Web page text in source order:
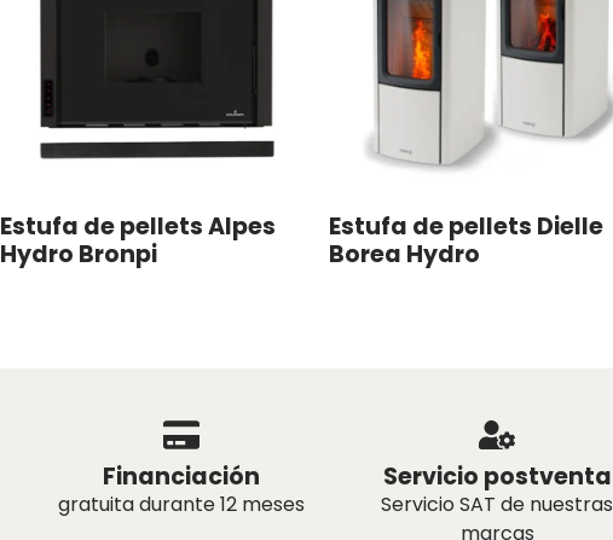
Estufa de pellets Alpes
Hydro Bronpi
Estufa de pellets Dielle
Borea Hydro
Financiación
gratuita durante 12 meses
Servicio postventa
Servicio SAT de nuestras
marcas